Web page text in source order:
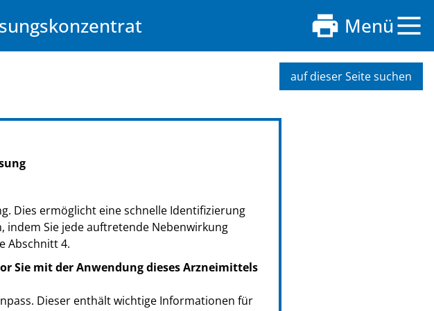
Menü
auf dieser Seite suchen
Dies ermöglicht eine schnelle Identifizierung
indem Sie jede auftretende Nebenwirkung
Abschnitt 4.
Sie mit der Anwendung dieses Arzneimittels
Dieser enthält wichtige Informationen für